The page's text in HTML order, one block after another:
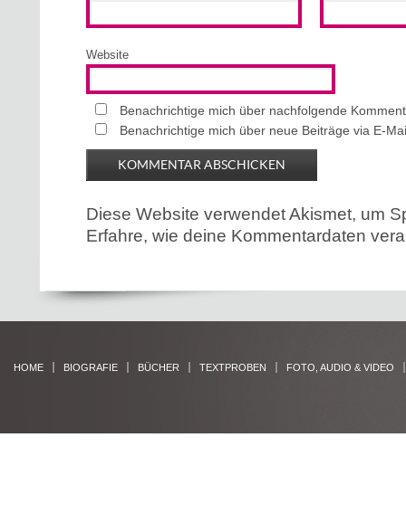
Website
Benachrichtige mich über nachfolgende
Benachrichtige mich über neue Beiträge via E-
Diese Website verwendet Akismet, um
Erfahre, wie deine Kommentardaten
HOME BIOGRAFIE BÜCHER TEXTPROBEN FOTO, AUDIO & VIDEO